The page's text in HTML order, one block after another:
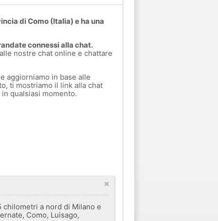
di Como (Italia) e ha una
connessi alla chat.
nostre chat online e chattare
aggiorniamo in base alle
ti mostriamo il link alla chat
qualsiasi momento.
×
chilometri a nord di Milano e
Como, Luisago,